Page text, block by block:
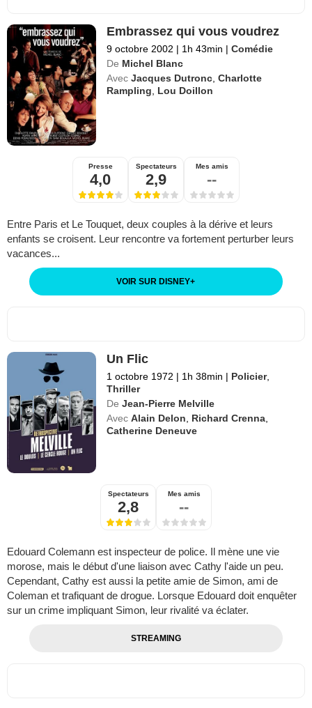
Embrassez qui vous voudrez
9 octobre 2002 | 1h 43min | Comédie
De Michel Blanc
Avec Jacques Dutronc,Charlotte
Rampling, Lou Doillon
Presse
4,0
Spectateurs
2,9
Mes amis
--
Entre Paris et Le Touquet, deux couples à la dérive et leurs
enfants se croisent. Leur rencontre va fortement perturber leurs
vacances...
VOIR SUR DISNEY+
Un Flic
1 octobre 1972 | 1h 38min | Policier,
Thriller
De Jean-Pierre Melville
Avec Alain Delon Richard Crenna
Catherine Deneuve
Spectateurs
2,8
Mes amis
--
Edouard Colemann est inspecteur de police. Il mène une vie
morose, mais le début d'une liaison avec Cathy l'aide un peu.
Cependant, Cathy est aussi la petite amie de Simon, ami de
Coleman et trafiquant de drogue. Lorsque Edouard doit enquêter
sur un crime impliquant Simon, leur rivalité va éclater.
STREAMING